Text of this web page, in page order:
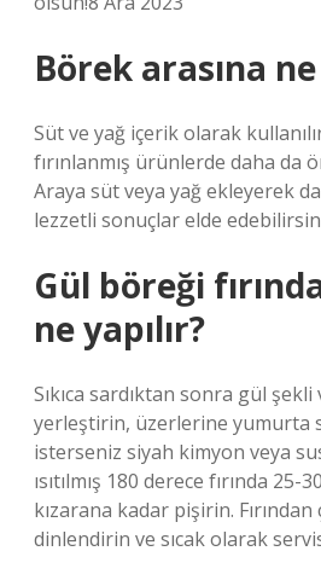
Börek arasına
Süt ve yağ içerik olarak
fırınlanmış ürünlerde daha da
Araya süt veya yağ ekleyerek
lezzetli sonuçlar elde
Gül böreği
ne yapılır?
Sıkıca sardıktan sonra gül şekli
yerleştirin, üzerlerine yumurta
isterseniz siyah kimyon veya
ısıtılmış 180 derece fırında 25-
kızarana kadar pişirin. Fırından
dinlendirin ve sıcak olarak